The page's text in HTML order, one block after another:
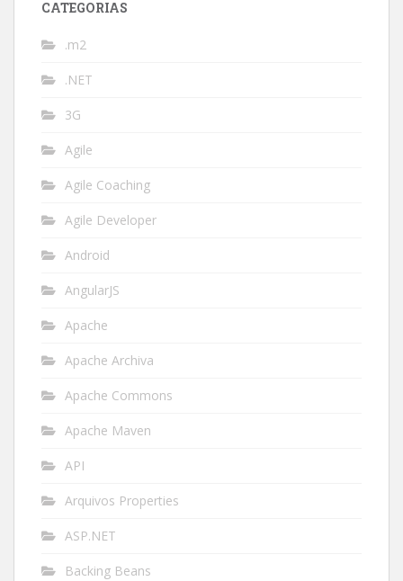
CATEGORIAS
.m2
.NET
3G
Agile
Agile Coaching
Agile Developer
Android
AngularJS
Apache
Apache Archiva
Apache Commons
Apache Maven
API
Arquivos Properties
ASP.NET
Backing Beans